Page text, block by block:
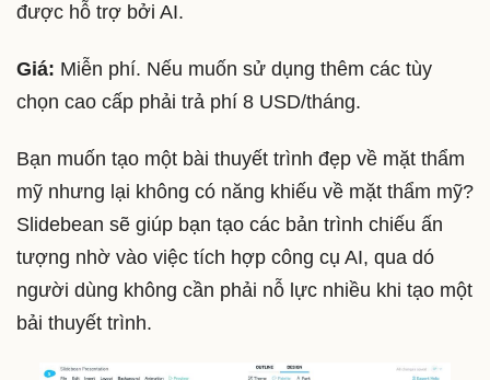
được hỗ trợ bởi AI.
Giá: Miễn phí. Nếu muốn sử dụng thêm các tùy
chọn cao cấp phải trả phí 8 USD/tháng.
Bạn muốn tạo một bài thuyết trình đẹp về mặt thẩm
mỹ nhưng lại không có năng khiếu về mặt thẩm mỹ?
Slidebean sẽ giúp bạn tạo các bản trình chiếu ấn
tượng nhờ vào việc tích hợp công cụ AI, qua dó
người dùng không cần phải nỗ lực nhiều khi tạo một
bải thuyết trình.